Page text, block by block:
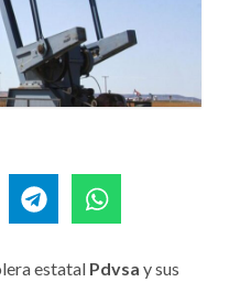
estatal Pdvsa y sus